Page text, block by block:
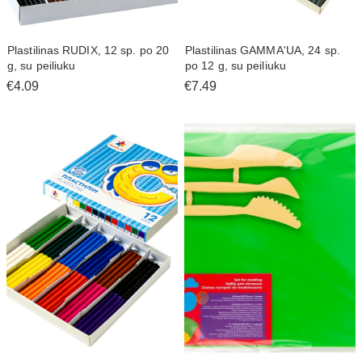
Plastilinas RUDIX, 12 sp. po 20
g, su peiliuku
€4.09
Plastilinas GAMMA'UA, 24 sp.
po 12 g, su peiliuku
€7.49